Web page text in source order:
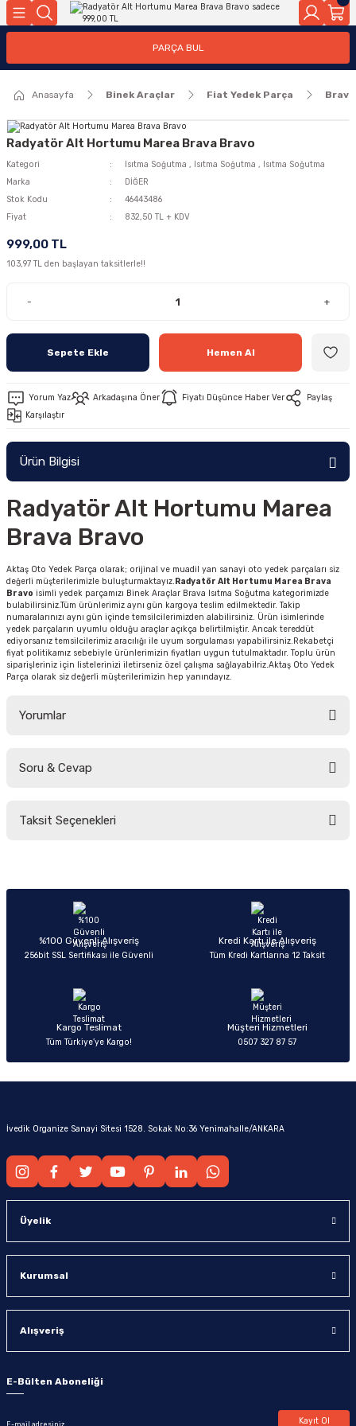
PARÇA BUL
Anasayfa Binek Araçlar Fiat Yedek Parça Brava
Radyatör Alt Hortumu Marea Brava Bravo
Kategori Isıtma Soğutma , Isıtma Soğutma , Isıtma Soğutma
Marka
DİĞER
Stok Kodu
46443486
Fiyat
832,50 TL + KDV
999,00 TL
103,97 TL den başlayan taksitlerle!!
- +
Sepete Ekle Hemen Al
Yorum Yaz Arkadaşına Öner Fiyatı Düşünce Haber Ver
Paylaş
Karşılaştır
Ürün Bilgisi
Radyatör Alt Hortumu Marea
Brava Bravo
Aktaş Oto Yedek Parça olarak; orijinal ve muadil yan sanayi oto yedek parçaları siz
değerli müşterilerimizle buluşturmaktayız.Radyatör Alt Hortumu Marea Brava
Bravo isimli yedek parçamızı Binek Araçlar Brava Isıtma Soğutma kategorimizde
bulabilirsiniz.Tüm ürünlerimiz aynı gün kargoya teslim edilmektedir. Takip
numaralarınızı aynı gün içinde temsilcilerimizden alabilirsiniz. Ürün isimlerinde
yedek parçaların uyumlu olduğu araçlar açıkça belirtilmiştir. Ancak tereddüt
ediyorsanız temsilcilerimiz aracılığı ile uyum sorgulaması yapabilirsiniz.Rekabetçi
fiyat politikamız sebebiyle ürünlerimizin fiyatları uygun tutulmaktadır. Toplu ürün
siparişleriniz için listelerinizi iletirseniz özel çalışma sağlayabilriz.Aktaş Oto Yedek
Parça olarak siz değerli müşterilerimizin hep yanındayız.
Yorumlar
Soru & Cevap
Taksit Seçenekleri
%100 Güvenli Alışveriş
256bit SSL Sertifikası ile Güvenli
Kredi Kartı ile Alışveriş
Tüm Kredi Kartlarına 12 Taksit
Kargo Teslimat
Tüm Türkiye’ye Kargo!
Müşteri Hizmetleri
0507 327 87 57
İvedik Organize Sanayi Sitesi 1528. Sokak No:36 Yenimahalle/ANKARA
Üyelik
Kurumsal
Alışveriş
E-Bülten Aboneliği
Kayıt Ol